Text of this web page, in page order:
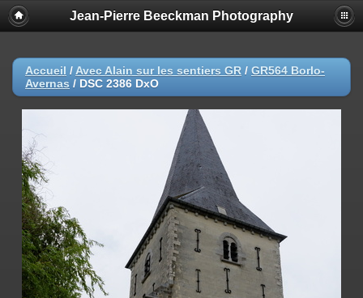
Jean-Pierre Beeckman Photography
Accueil / Avec Alain sur les sentiers GR / GR564 Borlo-
Avernas / DSC 2386 DxO